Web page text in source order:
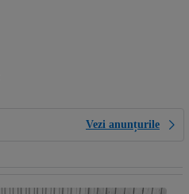
Vezi anunțurile